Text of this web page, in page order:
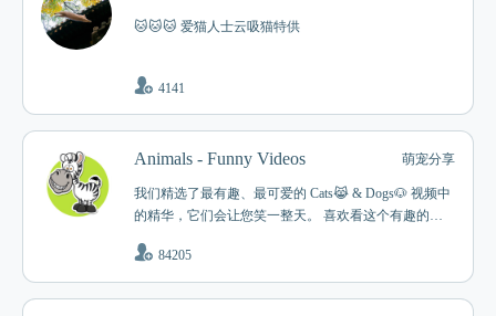
🐱🐱🐱 爱猫人士云吸猫特供
4141
Animals - Funny Videos 萌宠分享
我们精选了最有趣、最可爱的 Cats😹 & Dogs🐶 视频中
的精华，它们会让您笑一整天。 喜欢看这个有趣的视
84205